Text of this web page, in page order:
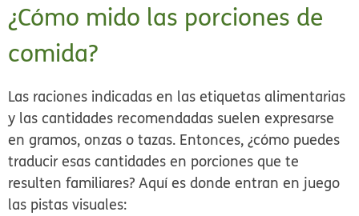
¿Cómo mido las porciones de
comida?
Las raciones indicadas en las etiquetas alimentarias
y las cantidades recomendadas suelen expresarse
en gramos, onzas o tazas. Entonces, ¿cómo puedes
traducir esas cantidades en porciones que te
resulten familiares? Aquí es donde entran en juego
las pistas visuales: